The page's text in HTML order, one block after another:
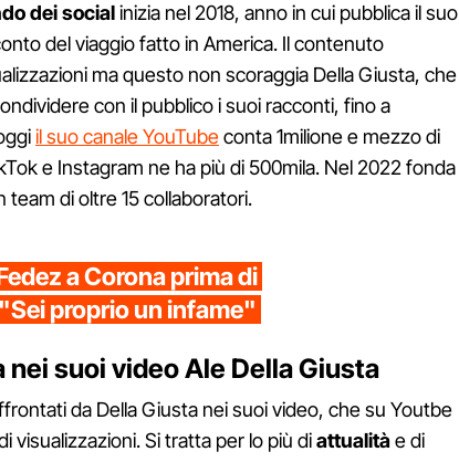
dei socialinizia nel 2018, anno in cui pubblica il suo
del viaggio fatto in America. Il contenuto
ma questo non scoraggia Della Giusta, che
con il pubblico i suoi racconti, fino a
il suo canale YouTubeconta 1milione e mezzo di
e Instagram ne ha più di 500mila. Nel 2022 fonda
team di oltre 15 collaboratori.
a Corona prima di
proprio un infame"
nei suoi video Ale Della Giusta
da Della Giusta nei suoi video, che su Youtbe
visualizzazioni. Si tratta per lo più diattualitàe di